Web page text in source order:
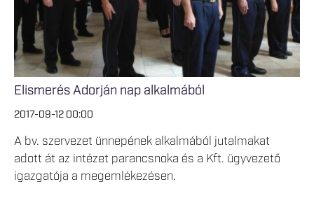
Elismerés Adorján nap alkalmából
2017-09-12 00:00
A bv. szervezet ünnepének alkalmából jutalmakat
adott át az intézet parancsnoka és a Kft. ügyvezető
igazgatója a megemlékezésen.